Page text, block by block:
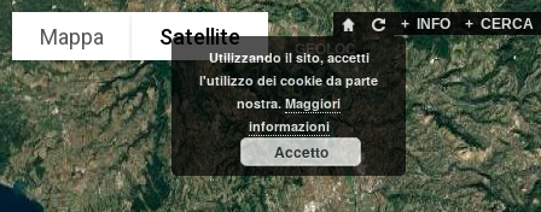
+ CERCA
+ INFO
GEOLOC
Utilizzando il sito, accetti
l'utilizzo dei cookie da parte
nostra. Maggiori
informazioni
Accetto